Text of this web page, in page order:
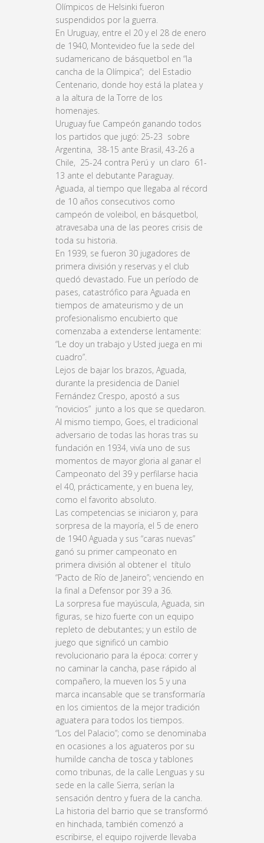
Olímpicos de Helsinki fueron
suspendidos por la guerra.
En Uruguay, entre el 20 y el 28 de enero
de 1940, Montevideo fue la sede del
sudamericano de básquetbol en “la
cancha de la Olímpica”; del Estadio
Centenario, donde hoy está la platea y
a la altura de la Torre de los
homenajes.
Uruguay fue Campeón ganando todos
los partidos que jugó: 25-23 sobre
Argentina, 38-15 ante Brasil, 43-26 a
Chile, 25-24 contra Perú y un claro 61-
13 ante el debutante Paraguay.
Aguada, al tiempo que llegaba al récord
de 10 años consecutivos como
campeón de voleibol, en básquetbol,
atravesaba una de las peores crisis de
toda su historia.
En 1939, se fueron 30 jugadores de
primera división y reservas y el club
quedó devastado. Fue un período de
pases, catastrófico para Aguada en
tiempos de amateurismo y de un
profesionalismo encubierto que
comenzaba a extenderse lentamente:
“Le doy un trabajo y Usted juega en mi
cuadro”.
Lejos de bajar los brazos, Aguada,
durante la presidencia de Daniel
Fernández Crespo, apostó a sus
“novicios” junto a los que se quedaron.
Al mismo tiempo, Goes, el tradicional
adversario de todas las horas tras su
fundación en 1934, vivía uno de sus
momentos de mayor gloria al ganar el
Campeonato del 39 y perfilarse hacia
el 40, prácticamente, y en buena ley,
como el favorito absoluto.
Las competencias se iniciaron y, para
sorpresa de la mayoría, el 5 de enero
de 1940 Aguada y sus “caras nuevas”
ganó su primer campeonato en
primera división al obtener el título
“Pacto de Río de Janeiro”; venciendo en
la final a Defensor por 39 a 36.
La sorpresa fue mayúscula, Aguada, sin
figuras, se hizo fuerte con un equipo
repleto de debutantes; y un estilo de
juego que significó un cambio
revolucionario para la época: correr y
no caminar la cancha, pase rápido al
compañero, la mueven los 5 y una
marca incansable que se transformaría
en los cimientos de la mejor tradición
aguatera para todos los tiempos.
“Los del Palacio”; como se denominaba
en ocasiones a los aguateros por su
humilde cancha de tosca y tablones
como tribunas, de la calle Lenguas y su
sede en la calle Sierra, serían la
sensación dentro y fuera de la cancha.
La historia del barrio que se transformó
en hinchada, también comenzó a
escribirse, el equipo rojiverde llevaba